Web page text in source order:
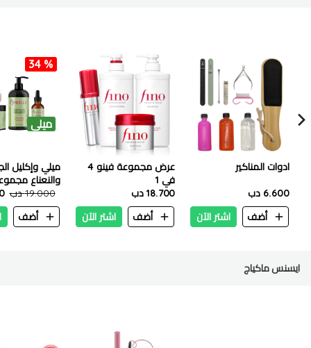
ادوات المناكير
6.600 دب
أضف
اشتر الآن
عرض مجموعة فينو 4
في 1
18.700 دب
أضف
اشتر الآن
ميلي
34 %
ميلي وإكليل
والنعناع
بالشعر مع
فروة الرأس
19.000 دب
أضف
ايسنس ماكياج